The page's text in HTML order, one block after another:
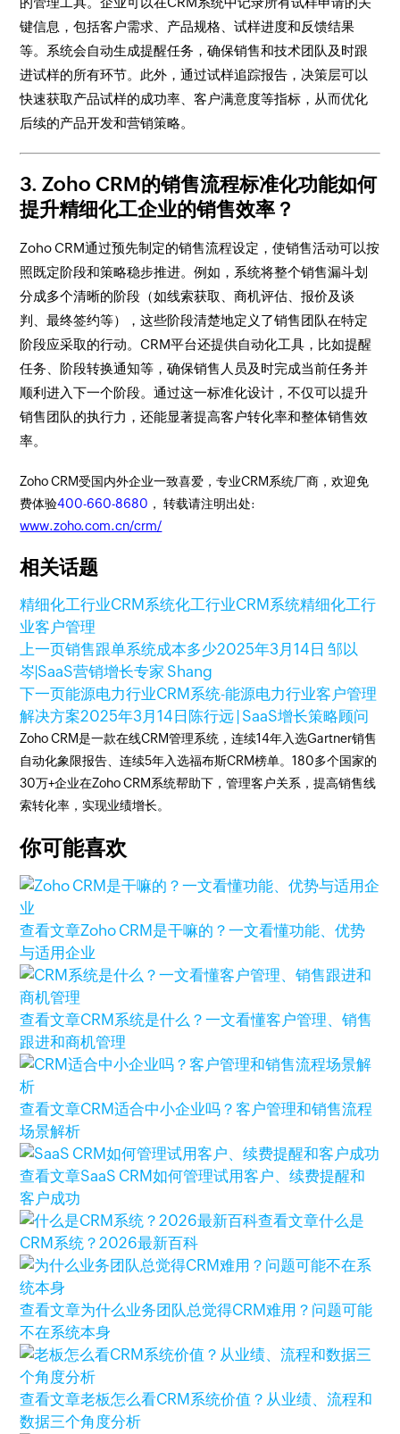
键信息，包括客户需求、产品规格、试样进度和反馈结果
等。系统会自动生成提醒任务，确保销售和技术团队及时跟
进试样的所有环节。此外，通过试样追踪报告，决策层可以
快速获取产品试样的成功率、客户满意度等指标，从而优化
后续的产品开发和营销策略。
3.Zoho CRM的销售流程标准化功能如何
提升精细化工企业的销售效率？
Zoho CRM通过预先制定的销售流程设定，使销售活动可以按
照既定阶段和策略稳步推进。例如，系统将整个销售漏斗划
分成多个清晰的阶段（如线索获取、商机评估、报价及谈
判、最终签约等），这些阶段清楚地定义了销售团队在特定
阶段应采取的行动。CRM平台还提供自动化工具，比如提醒
任务、阶段转换通知等，确保销售人员及时完成当前任务并
顺利进入下一个阶段。通过这一标准化设计，不仅可以提升
销售团队的执行力，还能显著提高客户转化率和整体销售效
率。
Zoho CRM受国内外企业一致喜爱，专业CRM系统厂商，欢迎免
费体验400-660-8680 ， 转载请注明出处:
www.zoho.com.cn/crm/
相关话题
精细化工行业CRM系统化工行业CRM系统精细化工行
业客户管理
上一页销售跟单系统成本多少2025年3月14日 邹以
岑|SaaS营销增长专家 Shang
下一页能源电力行业CRM系统-能源电力行业客户管理
解决方案2025年3月14日 陈行远 | SaaS增长策略顾问
Zoho CRM是一款在线CRM管理系统，连续14年入选Gartner销售
自动化象限报告、连续5年入选福布斯CRM榜单。180多个国家的
30万+企业在Zoho CRM系统帮助下，管理客户关系，提高销售线
索转化率，实现业绩增长。
你可能喜欢
查看文章Zoho CRM是干嘛的？一文看懂功能、优势
与适用企业
查看文章CRM系统是什么？一文看懂客户管理、销售
跟进和商机管理
查看文章CRM适合中小企业吗？客户管理和销售流程
场景解析
查看文章SaaS CRM如何管理试用客户、续费提醒和
客户成功
查看文章什么是
CRM系统？2026最新百科
查看文章为什么业务团队总觉得CRM难用？问题可能
不在系统本身
查看文章老板怎么看CRM系统价值？从业绩、流程和
数据三个角度分析